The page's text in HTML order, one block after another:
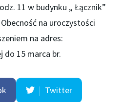
11 w budynku „ Łącznik”
na uroczystości
na adres:
do 15 marca br.
Twitter